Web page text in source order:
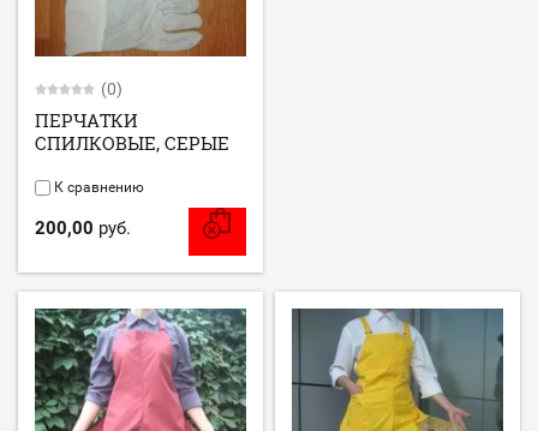
(0)
ПЕРЧАТКИ
СПИЛКОВЫЕ, СЕРЫЕ
К сравнению
200,00 руб.